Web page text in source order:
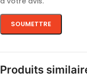
Produits